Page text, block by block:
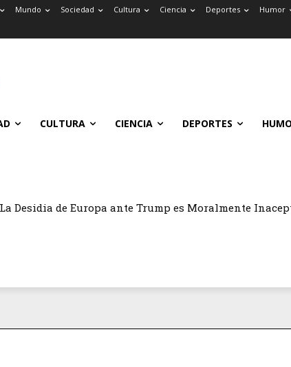
Mundo Sociedad Cultura Ciencia Deportes Humor
CULTURA CIENCIA DEPORTES
Desidia de Europa ante Trump es Moralmente